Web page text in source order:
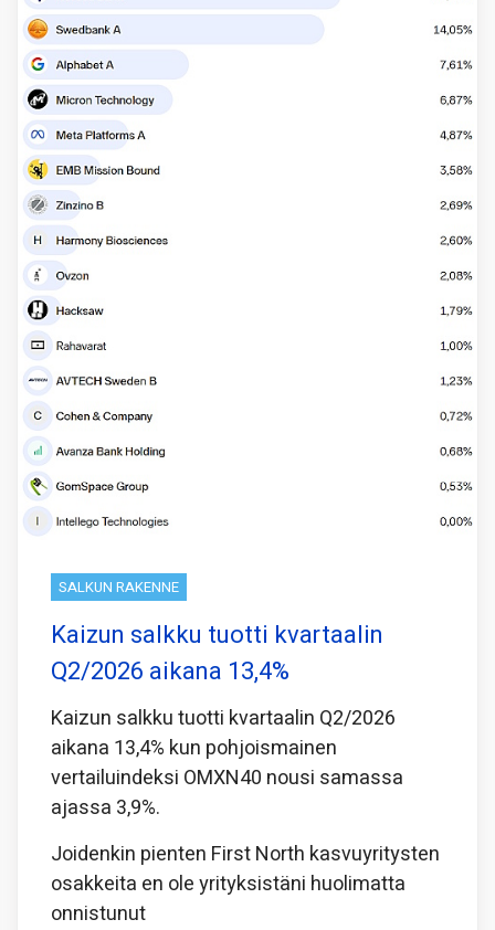
SALKUN RAKENNE
Kaizun salkku tuotti kvartaalin
Q2/2026 aikana 13,4%
Kaizun salkku tuotti kvartaalin Q2/2026
aikana 13,4% kun pohjoismainen
vertailuindeksi OMXN40 nousi samassa
ajassa 3,9%.
Joidenkin pienten First North kasvuyritysten
osakkeita en ole yrityksistäni huolimatta
onnistunut